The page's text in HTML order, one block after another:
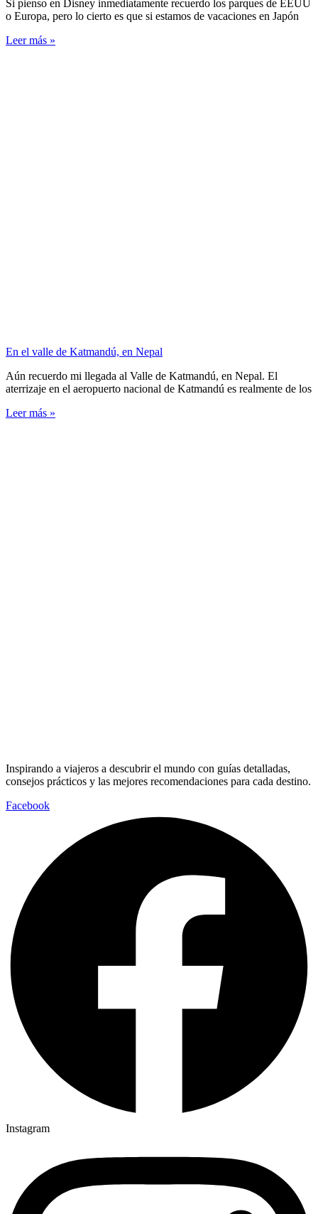
Si pienso en Disney inmediatamente recuerdo los parques de EEUU
o Europa, pero lo cierto es que si estamos de vacaciones en Japón
Leer más »
En el valle de Katmandú, en Nepal
Aún recuerdo mi llegada al Valle de Katmandú, en Nepal. El
aterrizaje en el aeropuerto nacional de Katmandú es realmente de los
Leer más »
Inspirando a viajeros a descubrir el mundo con guías detalladas,
consejos prácticos y las mejores recomendaciones para cada destino.
Facebook
Instagram